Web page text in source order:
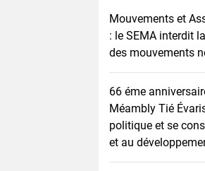
Mouvements et
: le SEMA interdit
des mouvements
66 éme
Méambly Tié
politique et se
et au